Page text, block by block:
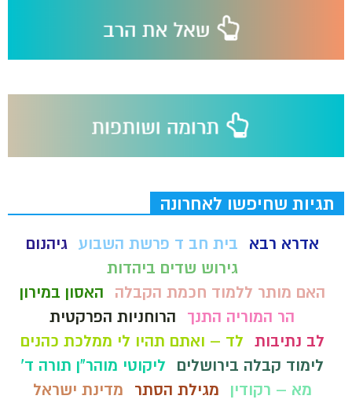
תגיות שחיפשו לאחרונה
אדרא רבא בית חב ד פרשת השבוע גיהנום
גירוש שדים ביהדות
האם מותר ללמוד חכמת הקבלה
האסון במירון
הר המוריה התנך
הרוחניות הפרקטית
לב נתיבות לד – ואתם תהיו לי ממלכת כהנים
לימוד קבלה בירושלים
ליקוטי מוהר"ן תורה ד'
מא – רקודין
מגילת הסתר
מדינת ישראל